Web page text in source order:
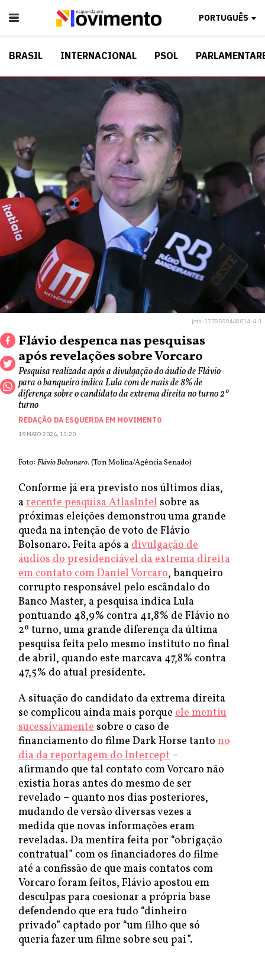
PORTUGUÊS
BRASIL INTERNACIONAL PSOL
jota-1778590448014-4-1
Flávio despenca nas pesquisas
após revelações sobre Vorcaro
Pesquisa realizada após a divulgação do áudio de Flávio
para o banqueiro indica Lula com de mais de 8% de
diferença sobre o candidato da extrema direita no turno 2º
turno
REDAÇÃO DA ESQUERDA EM MOVIMENTO
19 MAIO 2026, 13:20
Foto: Flávio Bolsonaro. (Ton Molina/Agência Senado)
Conforme já era previsto nos últimos dias,
a recente pesquisa AtlasIntel sobre as
próximas eleições demonstrou uma grande
queda na intenção de voto de Flávio
Bolsonaro. Feita após a divulgação de
áudios do presidenciável da extrema direita
em contato com Daniel Vorcaro, banqueiro
corrupto responsável pelo escândalo do
Banco Master, a pesquisa indica Lula
pontuando 48,9% contra 41,8% de Flávio no
2º turno, uma grande diferença da última
pesquisa feita pelo mesmo instituto no final
de abril, quando este marcava 47,8% contra
47,5% do atual presidente.
A situação do candidato da extrema direita
se complicou ainda mais porque ele mentiu
sucessivamente sobre o caso de
financiamento do filme Dark Horse tanto no
dia da reportagem do Intercept –
afirmando que tal contato com Vorcaro não
existia horas antes do mesmo de ser
revelado – quanto nos dias posteriores,
mudando de versão diversas vezes a
medida que novas informações eram
reveladas. Da mentira feita por “obrigação
contratual” com os financiadores do filme
até a confissão de que mais contatos com
Vorcaro foram feitos, Flávio apostou em
desculpas para coesionar a própria base
defendendo que era tudo “dinheiro
privado” captado por “um filho que só
queria fazer um filme sobre seu pai”.